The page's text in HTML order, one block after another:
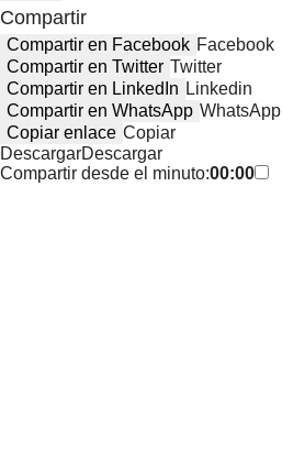
Compartir
Compartir en Facebook Facebook
Compartir en Twitter Twitter
Compartir en LinkedIn Linkedin
Compartir en WhatsApp WhatsApp
Copiar enlace Copiar
DescargarDescargar
Compartir desde el minuto:00:00